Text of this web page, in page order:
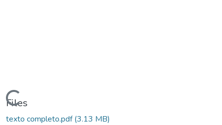
Loading...
Files
texto completo.pdf(3.13 MB)